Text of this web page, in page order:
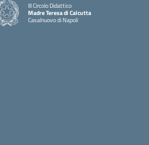
III Circolo Didattico
Madre Teresa di Calcutta
Casalnuovo di Napoli
— Visita la pagina iniziale della scuola